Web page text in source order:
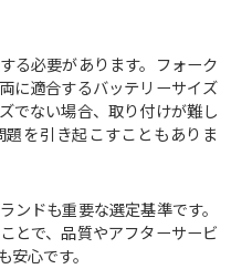
る必要があります。フォーク
に適合するバッテリーサイズ
でない場合、取り付けが難し
を引き起こすこともありま
ンドも重要な選定基準です。
とで、品質やアフターサービ
心です。